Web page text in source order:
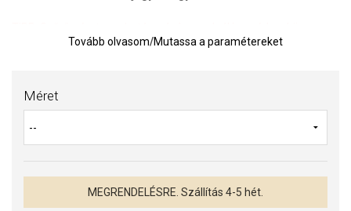
megfelel az igényes követelményeknek.
Tovább olvasom/Mutassa a paramétereket
Méret
MEGRENDELÉSRE. Szállítás 4-5 hét.